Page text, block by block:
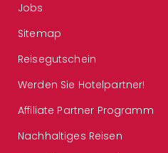
Jobs
Sitemap
Reisegutschein
Werden Sie Hotelpartner!
Affiliate Partner Programm
Nachhaltiges Reisen